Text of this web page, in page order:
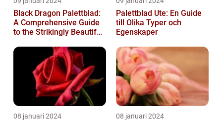
Black Dragon Palettblad:
A Comprehensive Guide
to the Strikingly Beautiful
Palettblad Ute: En Guide
till Olika Typer och
Egenskaper
08 januari 2024 08 januari 2024